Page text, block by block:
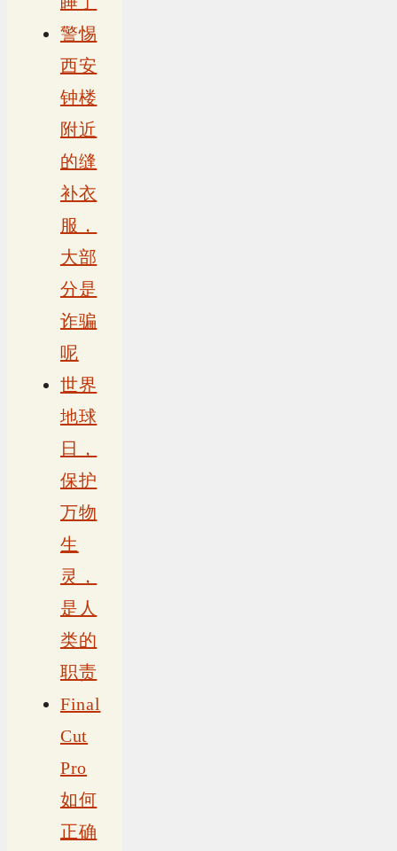
警惕
西安
钟楼
附近
的缝
补衣
服，
大部
分是
诈骗
呢
世界
地球
日，
保护
万物
生
灵，
是人
类的
职责
Final
Cut
Pro
如何
正确